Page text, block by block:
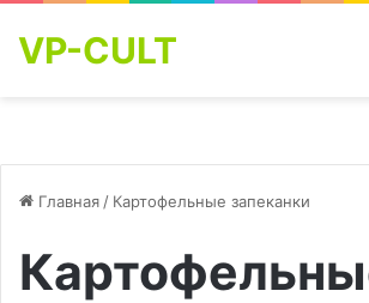
VP-CULT
Главная / Картофельные запеканки